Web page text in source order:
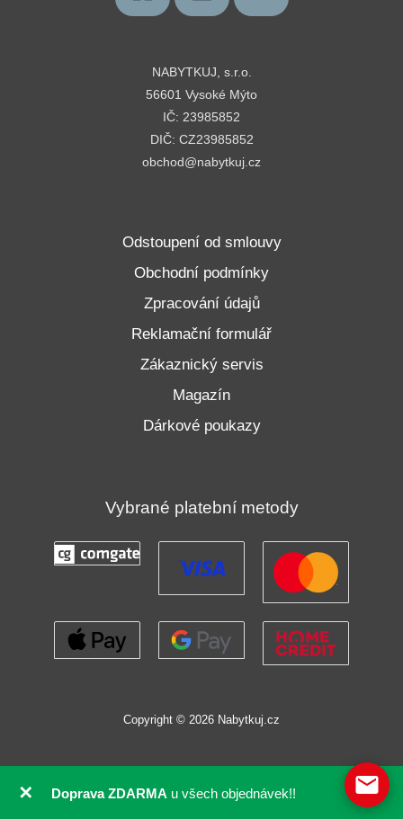
NABYTKUJ, s.r.o.
56601 Vysoké Mýto
IČ: 23985852
DIČ: CZ23985852
obchod@nabytkuj.cz
Odstoupení od smlouvy
Obchodní podmínky
Zpracování údajů
Reklamační formulář
Zákaznický servis
Magazín
Dárkové poukazy
Vybrané platební metody
Copyright © 2026 Nabytkuj.cz
GDPR souhlas se soubory cookie pomocí Real Cookie Banneru
✕ Doprava ZDARMA u všech objednávek!!